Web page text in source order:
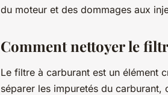
du moteur et des dommages aux
Comment nettoyer le
Le filtre à carburant est un élément
séparer les impuretés du